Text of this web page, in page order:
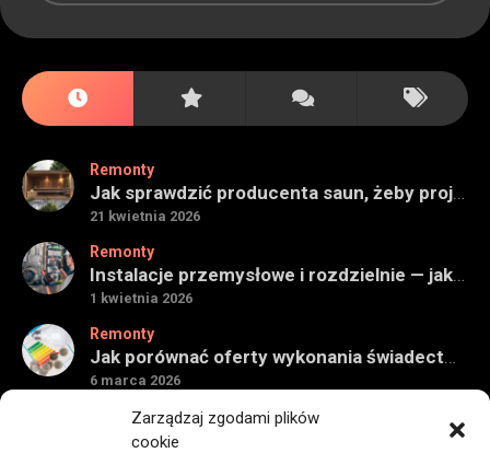
Zarządzaj zgodami plików
cookie
Remonty
Jak sprawdzić producenta saun, żeby projekt miał sens na lata
21 kwietnia 2026
Remonty
Instalacje przemysłowe i rozdzielnie — jak ocenić wykonawcę do obiektu technicznego
1 kwietnia 2026
Remonty
Jak porównać oferty wykonania świadectwa energetycznego bez wpadek
6 marca 2026
Remonty
Znaczenie detali montażowych w codziennej pracy technicznej